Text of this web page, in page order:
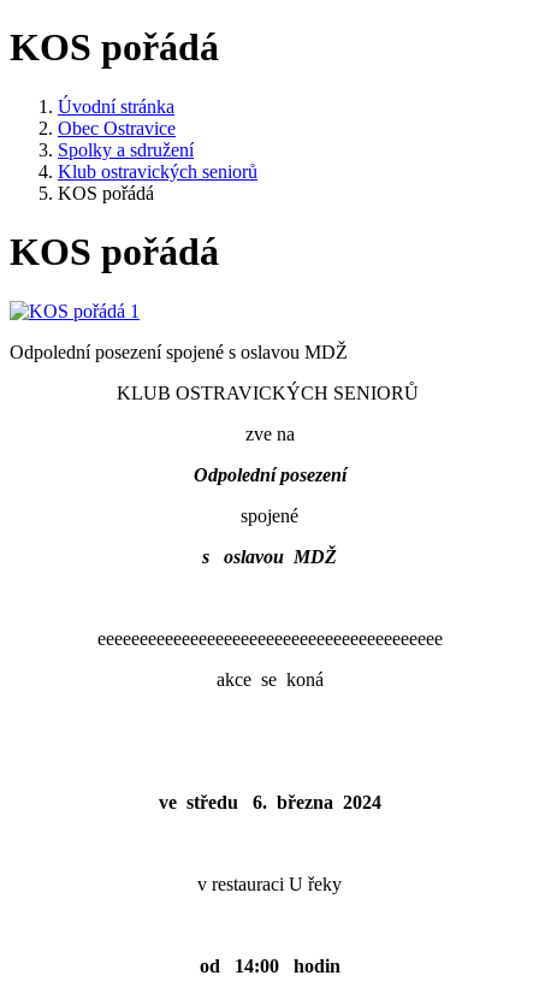
KOS pořádá
Úvodní stránka
Obec Ostravice
Spolky a sdružení
Klub ostravických seniorů
KOS pořádá
KOS pořádá
Odpolední posezení spojené s oslavou MDŽ
KLUB OSTRAVICKÝCH SENIORŮ
zve na
Odpolední posezení
spojené
s oslavou MDŽ
eeeeeeeeeeeeeeeeeeeeeeeeeeeeeeeeeeeeeeeee
akce se koná
ve středu 6. března 2024
v restauraci U řeky
od 14:00hodin